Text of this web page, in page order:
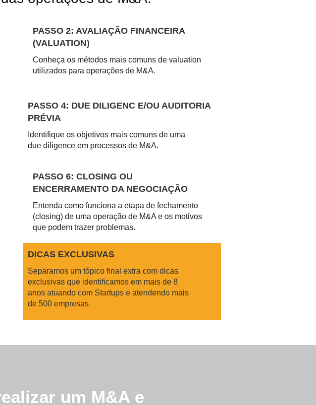
PASSO 2: AVALIAÇÃO FINANCEIRA
(VALUATION)
Conheça os métodos mais comuns de valuation
utilizados para operações de M&A.
PASSO 4: DUE DILIGENC E/OU AUDITORIA
PRÉVIA
Identifique os objetivos mais comuns de uma
due diligence em processos de M&A.
PASSO 6: CLOSING OU
ENCERRAMENTO DA NEGOCIAÇÃO
Entenda como funciona a etapa de fechamento
(closing) de uma operação de M&A e os motivos
que podem trazer problemas.
DICAS EXCLUSIVAS
Separamos um tópico final extra com dicas
exclusivas que identificamos em mais de 8
anos atuando com Startups e atendendo mais
de 500 empresas.
um M&A e